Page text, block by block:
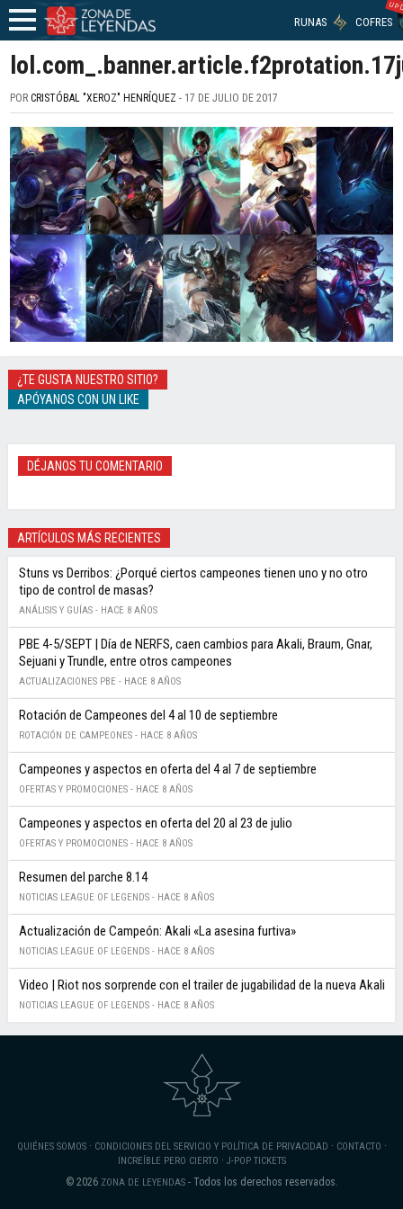
RUNAS COFRES
PORCRISTÓBAL "XEROZ" HENRÍQUEZ - 17 DE JULIO DE 2017
¿TE GUSTA NUESTRO SITIO?
APÓYANOS CON UN LIKE
DÉJANOS TU COMENTARIO
ARTÍCULOS MÁS RECIENTES
Stuns vs Derribos: ¿Porqué ciertos campeones tienen uno y no otro
tipo de control de masas?
ANÁLISIS Y GUÍAS - HACE 8 AÑOS
PBE 4-5/SEPT | Día de NERFS, caen cambios para Akali, Braum, Gnar,
Sejuani y Trundle, entre otros campeones
ACTUALIZACIONES PBE - HACE 8 AÑOS
Rotación de Campeones del 4 al 10 de septiembre
ROTACIÓN DE CAMPEONES - HACE 8 AÑOS
Campeones y aspectos en oferta del 4 al 7 de septiembre
OFERTAS Y PROMOCIONES - HACE 8 AÑOS
Campeones y aspectos en oferta del 20 al 23 de julio
OFERTAS Y PROMOCIONES - HACE 8 AÑOS
Resumen del parche 8.14
NOTICIAS LEAGUE OF LEGENDS - HACE 8 AÑOS
Actualización de Campeón: Akali «La asesina furtiva»
NOTICIAS LEAGUE OF LEGENDS - HACE 8 AÑOS
Video | Riot nos sorprende con el trailer de jugabilidad de la nueva Akali
NOTICIAS LEAGUE OF LEGENDS - HACE 8 AÑOS
QUIÉNES SOMOS· CONDICIONES DEL SERVICIO Y POLÍTICA DE PRIVACIDAD · CONTACTO ·
INCREÍBLE PERO CIERTO · J-POP TICKETS
© 2026 ZONA DE LEYENDAS- Todos los derechos reservados.